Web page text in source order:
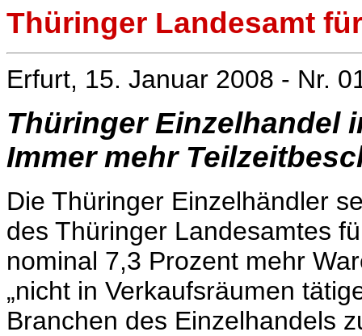
Thüringer Landesamt
Erfurt, 15. Januar 2008 - Nr.
Thüringer Einzelhandel
Immer mehr
Die Thüringer Einzelhändler
des Thüringer Landesamtes
nominal 7,3 Prozent mehr
„nicht in Verkaufsräumen
Branchen des Einzelhandels